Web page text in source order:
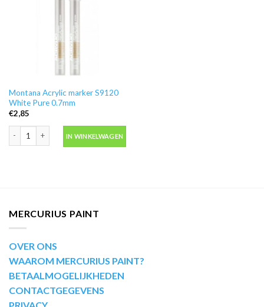
Montana Acrylic marker S9120
White Pure 0.7mm
€2,85
IN WINKELWAGEN
MERCURIUS PAINT
OVER ONS
WAAROM MERCURIUS PAINT?
BETAALMOGELIJKHEDEN
CONTACTGEGEVENS